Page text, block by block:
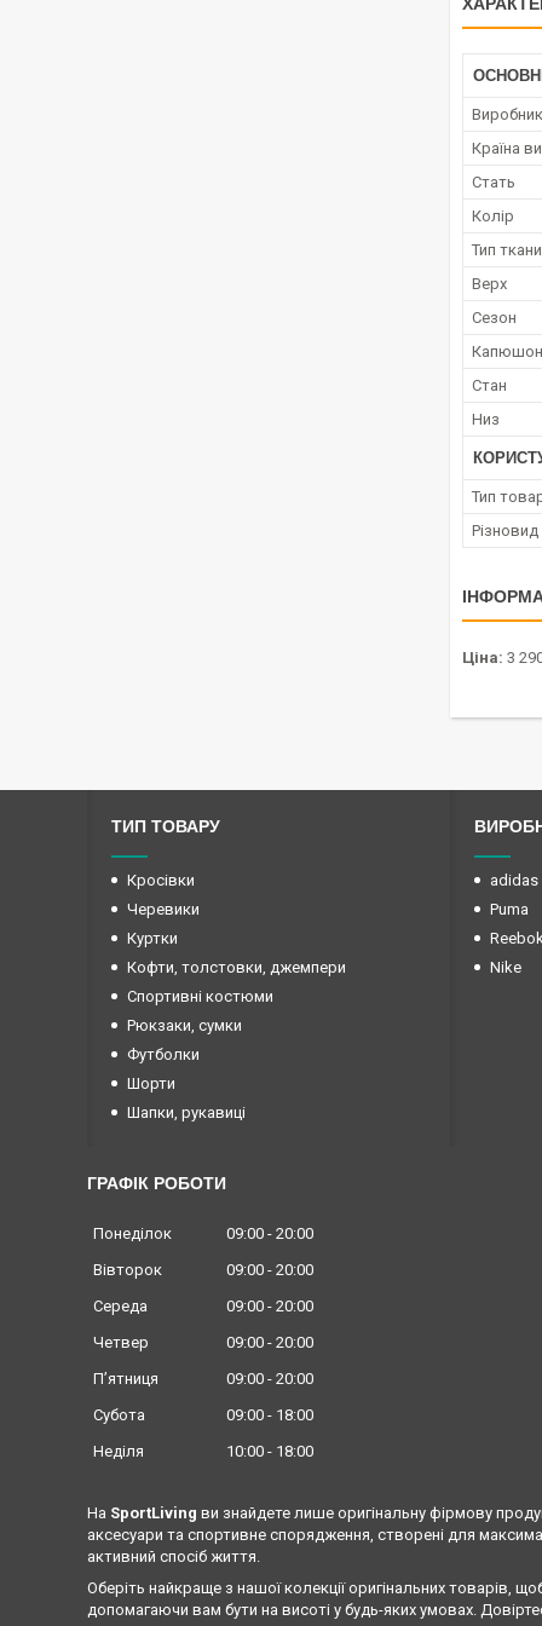
Виробник
Країна
Стать
Колір
Тип
Верх
Сезон
Капюшон
Стан
Низ
Тип
Різновид
Ціна: 3
ТИП ТОВАРУ
Кросівки
Черевики
Куртки
Кофти, толстовки, джемпери
Спортивні костюми
Рюкзаки, сумки
Футболки
Шорти
Шапки, рукавиці
adidas
Puma
Nike
ГРАФІК РОБОТИ
Понеділок 09:00
20:00
Вівторок
09:00
20:00
Середа
09:00
20:00
Четвер
09:00
20:00
Пʼятниця
09:00
20:00
Субота
09:00
18:00
Неділя
10:00 18:00
На SportLiving ви знайдете лише оригінальну фірмову
аксесуари та спортивне спорядження, створені для
активний спосіб життя.
Оберіть найкраще з нашої колекції оригінальних товарів,
допомагаючи вам бути на висоті у будь-яких умовах.